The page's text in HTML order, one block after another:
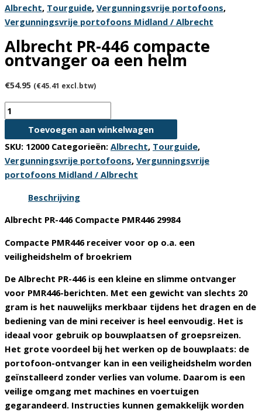
Albrecht, Tourguide, Vergunningsvrije portofoons,
Vergunningsvrije portofoons Midland / Albrecht
Albrecht PR-446 compacte
ontvanger oa een helm
€54.95 (€45.41 excl.btw)
Albrecht
PR-
446
compacte
ontvanger
oa
aantal
Toevoegen aan winkelwagen
SKU: 12000 Categorieën: Albrecht, Tourguide,
Vergunningsvrije portofoons, Vergunningsvrije
portofoons Midland / Albrecht
Beschrijving
Albrecht PR-446 Compacte PMR446 29984
Compacte PMR446 receiver voor op o.a. een
veiligheidshelm of broekriem
De Albrecht PR-446 is een kleine en slimme ontvanger
voor PMR446-berichten. Met een gewicht van slechts 20
gram is het nauwelijks merkbaar tijdens het dragen en de
bediening van de mini receiver is heel eenvoudig. Het is
ideaal voor gebruik op bouwplaatsen of groepsreizen.
Het grote voordeel bij het werken op de bouwplaats: de
portofoon-ontvanger kan in een veiligheidshelm worden
geïnstalleerd zonder verlies van volume. Daarom is een
veilige omgang met machines en voertuigen
gegarandeerd. Instructies kunnen gemakkelijk worden